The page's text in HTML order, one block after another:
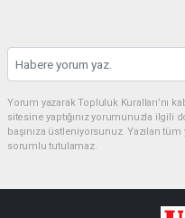
Yorum yazarak Topluluk Kuralları’nı
sitesine yaptığınız yorumunuzla ilgili
başınıza üstleniyorsunuz. Yazılan
sorumlu tutulamaz.